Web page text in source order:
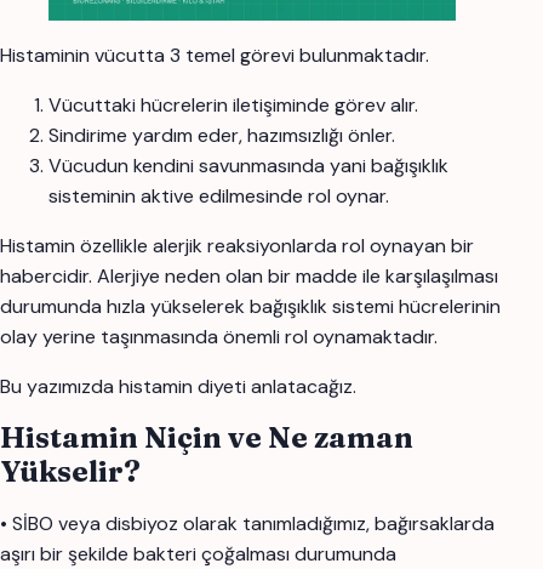
Histaminin vücutta 3 temel görevi bulunmaktadır.
Vücuttaki hücrelerin iletişiminde görev alır.
Sindirime yardım eder, hazımsızlığı önler.
Vücudun kendini savunmasında yani bağışıklık
sisteminin aktive edilmesinde rol oynar.
Histamin özellikle alerjik reaksiyonlarda rol oynayan bir
habercidir. Alerjiye neden olan bir madde ile karşılaşılması
durumunda hızla yükselerek bağışıklık sistemi hücrelerinin
olay yerine taşınmasında önemli rol oynamaktadır.
Bu yazımızda histamin diyeti anlatacağız.
Histamin Niçin ve Ne zaman
Yükselir?
• SİBO veya disbiyoz olarak tanımladığımız, bağırsaklarda
aşırı bir şekilde bakteri çoğalması durumunda